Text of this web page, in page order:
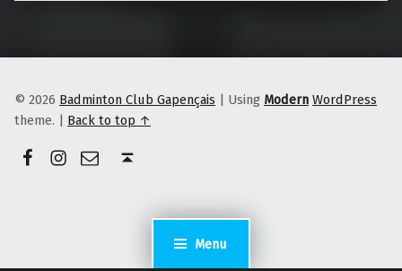
Menu
© 2026 Badminton Club Gapençais | Using Modern WordPress
theme. | Back to top ↑